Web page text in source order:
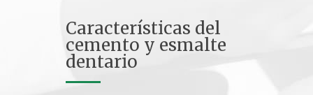
Características del
cemento y esmalte
dentario